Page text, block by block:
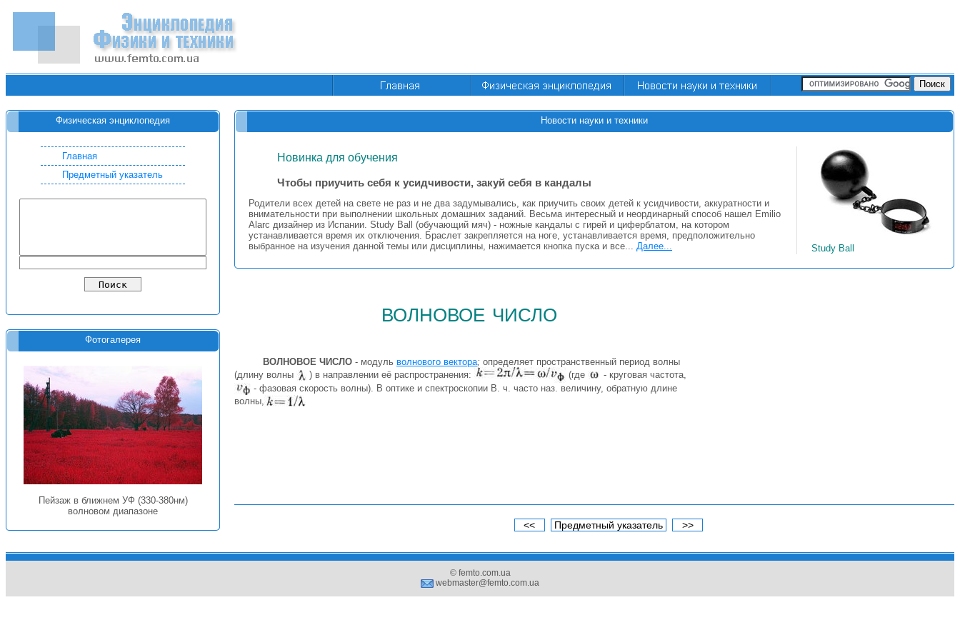
Физическая энциклопедия
Главная
Предметный указатель
Фотогалерея
Пейзаж в ближнем УФ (330-380нм)
волновом диапазоне
Новости науки и техники
Новинка для обучения
Чтобы приучить себя к усидчивости, закуй себя в кандалы
Родители всех детей на свете не раз и не два задумывались, как приучить своих детей к усидчивости, аккуратности и
внимательности при выполнении школьных домашних заданий. Весьма интересный и неординарный способ нашел Emilio
Alarc дизайнер из Испании. Study Ball (обучающий мяч) - ножные кандалы с гирей и циферблатом, на котором
устанавливается время их отключения. Браслет закрепляется на ноге, устанавливается время, предположительно
выбранное на изучения данной темы или дисциплины, нажимается кнопка пуска и все... Далее... Study Ball
волновое число
ВОЛНОВОЕ ЧИСЛО - модуль волнового вектора; определяет пространственный период волны
(длину волны
) в направлении её распространения: (где
- круговая частота,
- фазовая скорость волны). В оптике и спектроскопии В. ч. часто наз. величину, обратную длине
волны,
<< Предметный указатель >>
© femto.com.ua
webmaster@femto.com.ua